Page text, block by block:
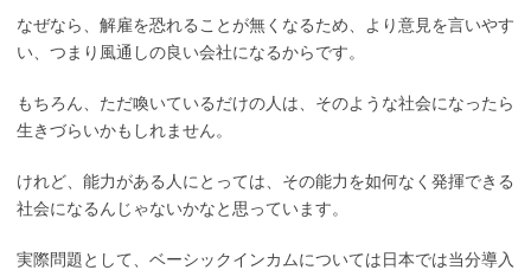
なぜなら、解雇を恐れることが無くなるため、より意見を言いやす
い、つまり風通しの良い会社になるからです。
もちろん、ただ喚いているだけの人は、そのような社会になったら
生きづらいかもしれません。
けれど、能力がある人にとっては、その能力を如何なく発揮できる
社会になるんじゃないかなと思っています。
実際問題として、ベーシックインカムについては日本では当分導入